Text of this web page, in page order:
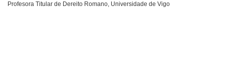
Profesora Titular de Dereito Romano, Universidade de Vigo